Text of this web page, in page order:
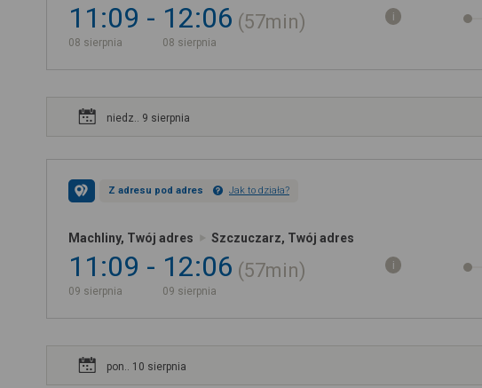
11:09
08 sierpnia
12:06
08 sierpnia
57min
niedz.. 9 sierpnia
Z adresu pod adres Jak to działa?
Machliny, Twój adres Szczuczarz, Twój adres
11:09
09 sierpnia
12:06
09 sierpnia
57min
pon.. 10 sierpnia